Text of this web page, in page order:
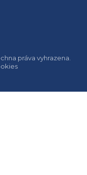
práva vyhrazena.